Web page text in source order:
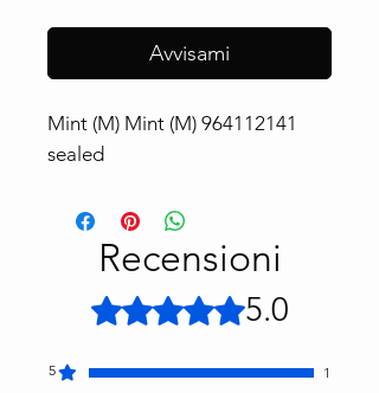
Avvisami
Mint (M) Mint (M) 964112141
sealed
Recensioni
Valutazione 5 stelle su 5.
5.0
5
1